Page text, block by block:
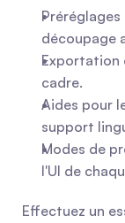
découpage
Exportation
cadre.
Aides pour
support
Modes de
l'UI de
Effectuez un